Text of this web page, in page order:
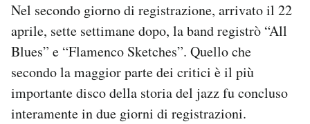
Nel secondo giorno di registrazione, arrivato il 22
aprile, sette settimane dopo, la band registrò “All
Blues” e “Flamenco Sketches”. Quello che
secondo la maggior parte dei critici è il più
importante disco della storia del jazz fu concluso
interamente in due giorni di registrazioni.